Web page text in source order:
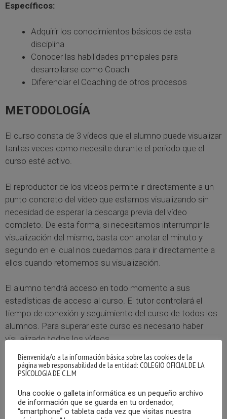
Específicos:
Adquirir los conocimientos básicos de esta
disciplina
Conocer las habilidades principales para
desarrollarse como Coach
Diferenciar el Coaching de otros procesos
METODOLOGÍA
El curso consta de 3 vídeos que el alumno puede visualizar
tantas veces como necesite durante el periodo que el
curso esté activo.
El reproductor de los vídeos permite ir directamente a un
punto concreto del vídeo que estamos visualizando sin
necesidad de esperar la descarga previa del vídeo
completo. De esta forma, si necesitamos interrumpir la
visualización del mismo, basta con anotar el minuto y
segundo en el cual nos quedamos para ir directamente a
ellos cuando retomemos su visualización.
El alumno tendrá acceso en todo momento a sus
estadísticas de acceso al curso. El tutor controlará el
tiempo de conexión y seguimiento del curso de todos los
alumnos. Para superar este curso es necesario haber
visualizado todos los vídeos.
Se realizarán ejercicios que el alumno tendrá que enviar
para ser evaluados por la profesora.
PROFESORADO
Bienvenida/o a la información básica sobre las cookies de la
página web responsabilidad de la entidad: COLEGIO OFICIAL DE LA
PSICOLOGIA DE C.L.M
Una cookie o galleta informática es un pequeño archivo
de información que se guarda en tu ordenador,
“smartphone” o tableta cada vez que visitas nuestra